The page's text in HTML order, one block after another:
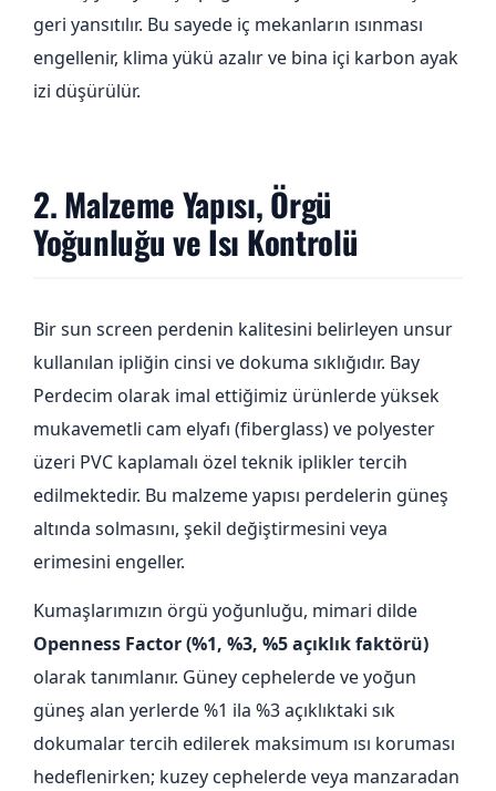
geri yansıtılır. Bu sayede iç mekanların ısınması
engellenir, klima yükü azalır ve bina içi karbon ayak
izi düşürülür.
2. Malzeme Yapısı, Örgü
Yoğunluğu ve Isı Kontrolü
Bir sun screen perdenin kalitesini belirleyen unsur
kullanılan ipliğin cinsi ve dokuma sıklığıdır. Bay
Perdecim olarak imal ettiğimiz ürünlerde yüksek
mukavemetli cam elyafı (fiberglass) ve polyester
üzeri PVC kaplamalı özel teknik iplikler tercih
edilmektedir. Bu malzeme yapısı perdelerin güneş
altında solmasını, şekil değiştirmesini veya
erimesini engeller.
Kumaşlarımızın örgü yoğunluğu, mimari dilde
Openness Factor (%1, %3, %5 açıklık faktörü)
olarak tanımlanır. Güney cephelerde ve yoğun
güneş alan yerlerde %1 ila %3 açıklıktaki sık
dokumalar tercih edilerek maksimum ısı koruması
hedeflenirken; kuzey cephelerde veya manzaradan